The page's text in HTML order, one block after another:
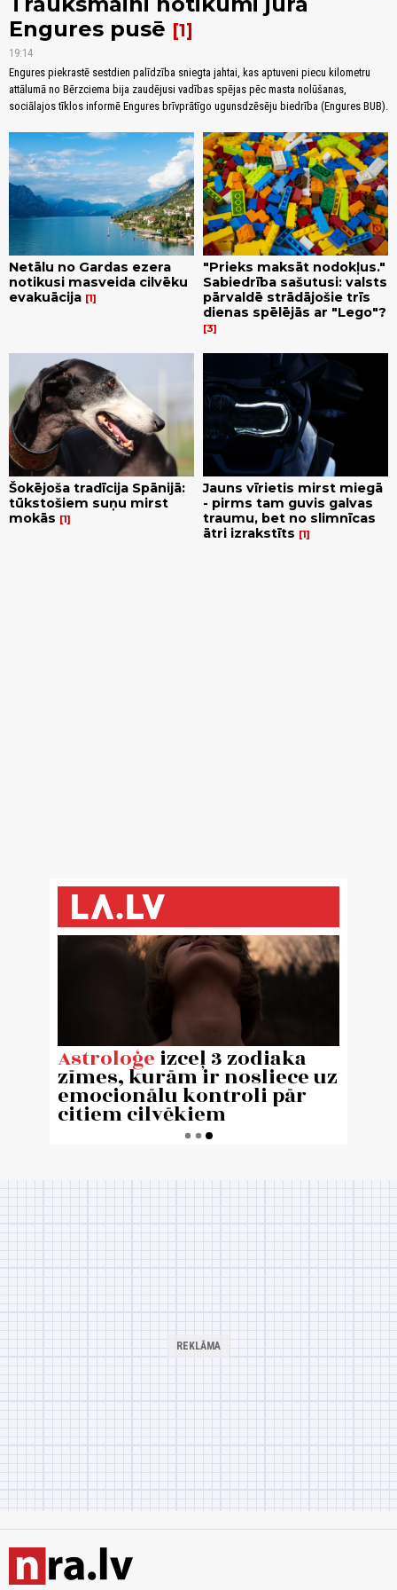
Engures pusē
1
19:14
Engures piekrastē sestdien palīdzība sniegta jahtai, kas aptuveni piecu kilometru
attālumā no Bērzciema bija zaudējusi vadības spējas pēc masta nolūšanas,
sociālajos tīklos informē Engures brīvprātīgo ugunsdzēsēju biedrība (Engures BUB).
Netālu no Gardas ezera
notikusi masveida cilvēku
evakuācija 1
"Prieks maksāt nodokļus."
Sabiedrība sašutusi: valsts
pārvaldē strādājošie trīs
dienas spēlējās ar "Lego"?
3
Šokējoša tradīcija Spānijā:
tūkstošiem suņu mirst
mokās
1
Jauns vīrietis mirst miegā
- pirms tam guvis galvas
traumu, bet no slimnīcas
ātri izrakstīts
1